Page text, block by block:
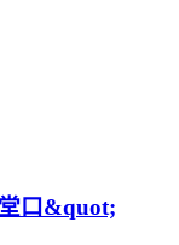
口&quot;